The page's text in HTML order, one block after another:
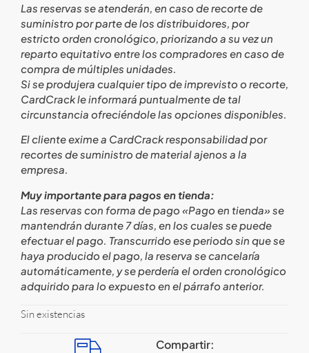
Las reservas se atenderán, en caso de recorte de
suministro por parte de los distribuidores, por
estricto orden cronológico, priorizando a su vez un
reparto equitativo entre los compradores en caso de
compra de múltiples unidades.
Si se produjera cualquier tipo de imprevisto o recorte,
CardCrack le informará puntualmente de tal
circunstancia ofreciéndole las opciones disponibles.
El cliente exime a CardCrack responsabilidad por
recortes de suministro de material ajenos a la
empresa.
Muy importante para pagos en tienda:
Las reservas con forma de pago «Pago en tienda» se
mantendrán durante 7 días, en los cuales se puede
efectuar el pago. Transcurrido ese periodo sin que se
haya producido el pago, la reserva se cancelaría
automáticamente, y se perdería el orden cronológico
adquirido para lo expuesto en el párrafo anterior.
Sin existencias
Compartir: